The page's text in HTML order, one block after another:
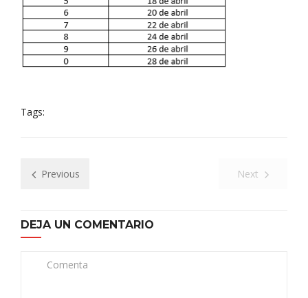
Tags:
Previous Next
DEJA UN COMENTARIO
Comenta